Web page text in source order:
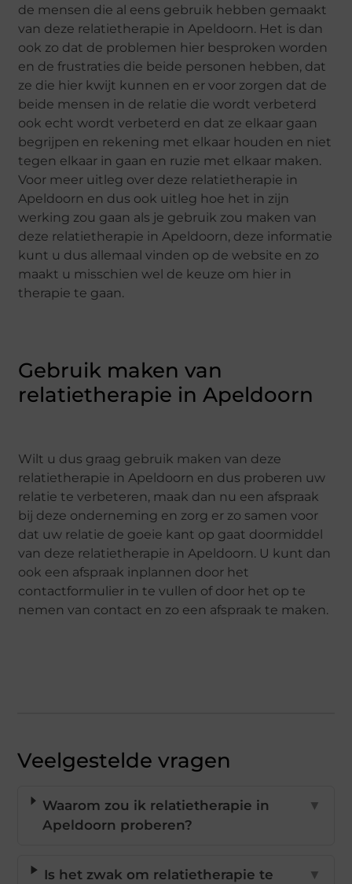
de mensen die al eens gebruik hebben gemaakt
van deze relatietherapie in Apeldoorn. Het is dan
ook zo dat de problemen hier besproken worden
en de frustraties die beide personen hebben, dat
ze die hier kwijt kunnen en er voor zorgen dat de
beide mensen in de relatie die wordt verbeterd
ook echt wordt verbeterd en dat ze elkaar gaan
begrijpen en rekening met elkaar houden en niet
tegen elkaar in gaan en ruzie met elkaar maken.
Voor meer uitleg over deze relatietherapie in
Apeldoorn en dus ook uitleg hoe het in zijn
werking zou gaan als je gebruik zou maken van
deze relatietherapie in Apeldoorn, deze informatie
kunt u dus allemaal vinden op de website en zo
maakt u misschien wel de keuze om hier in
therapie te gaan.
Gebruik maken van
relatietherapie in Apeldoorn
Wilt u dus graag gebruik maken van deze
relatietherapie in Apeldoorn en dus proberen uw
relatie te verbeteren, maak dan nu een afspraak
bij deze onderneming en zorg er zo samen voor
dat uw relatie de goeie kant op gaat doormiddel
van deze relatietherapie in Apeldoorn. U kunt dan
ook een afspraak inplannen door het
contactformulier in te vullen of door het op te
nemen van contact en zo een afspraak te maken.
Veelgestelde vragen
Waarom zou ik relatietherapie in
Apeldoorn proberen?
▼
Is het zwak om relatietherapie te
▼